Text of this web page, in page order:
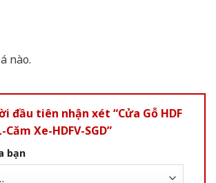
nào.
đầu tiên nhận xét “Cửa Gỗ HDF
Xe-HDFV-SGD”
bạn